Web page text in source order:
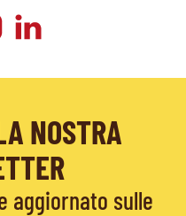
NOSTRA
aggiornato sulle